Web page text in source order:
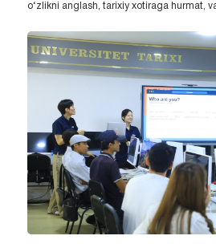
o‘zlikni anglash, tarixiy xotiraga hurmat,